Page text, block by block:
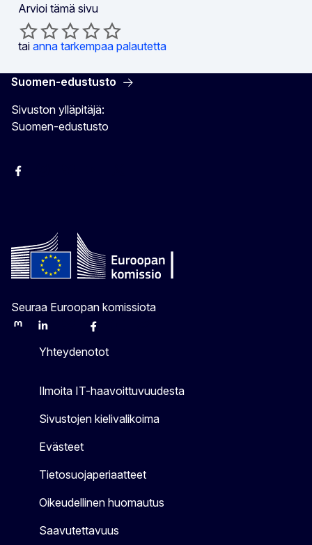
Arvioi tämä sivu
tai anna tarkempaa palautetta
Suomen-edustusto
Sivuston ylläpitäjä:
Suomen-edustusto
Facebook
Seuraa Euroopan komissiota
MastodonLinkedInBlueskyFacebook
Yhteydenotot
Ilmoita IT-haavoittuvuudesta
Sivustojen kielivalikoima
Evästeet
Tietosuojaperiaatteet
Oikeudellinen huomautus
Saavutettavuus